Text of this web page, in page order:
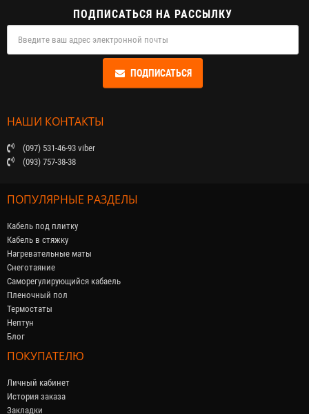
ПОДПИСАТЬСЯ НА РАССЫЛКУ
ПОДПИСАТЬСЯ
НАШИ КОНТАКТЫ
(097) 531-46-93 viber
(093) 757-38-38
ПОПУЛЯРНЫЕ РАЗДЕЛЫ
Кабель под плитку
Кабель в стяжку
Нагревательные маты
Снеготаяние
Саморегулирующийся кабaель
Пленочный пол
Термостаты
Нептун
Блог
ПОКУПАТЕЛЮ
Личный кабинет
История заказа
Закладки